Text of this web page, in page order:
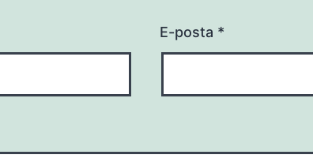
E-posta *